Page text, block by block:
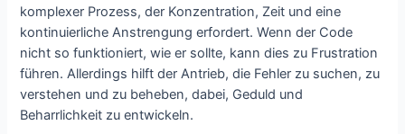
komplexer Prozess, der Konzentration, Zeit und eine
kontinuierliche Anstrengung erfordert. Wenn der Code
nicht so funktioniert, wie er sollte, kann dies zu Frustration
führen. Allerdings hilft der Antrieb, die Fehler zu suchen, zu
verstehen und zu beheben, dabei, Geduld und
Beharrlichkeit zu entwickeln.